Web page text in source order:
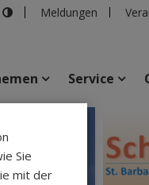
Meldungen
Veranstaltungen
Service
Sie
mit der